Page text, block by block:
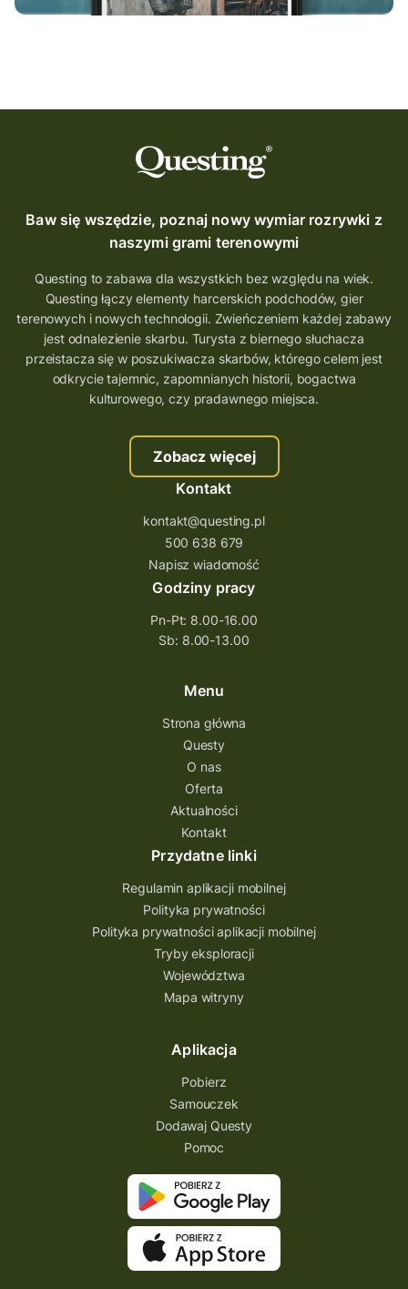
Baw się wszędzie, poznaj nowy wymiar rozrywki z
naszymi grami terenowymi
Questing to zabawa dla wszystkich bez względu na wiek.
Questing łączy elementy harcerskich podchodów, gier
terenowych i nowych technologii. Zwieńczeniem każdej zabawy
jest odnalezienie skarbu. Turysta z biernego słuchacza
przeistacza się w poszukiwacza skarbów, którego celem jest
odkrycie tajemnic, zapomnianych historii, bogactwa
kulturowego, czy pradawnego miejsca.
Zobacz więcej
Kontakt
kontakt@questing.pl
500 638 679
Napisz wiadomość
Godziny pracy
Pn-Pt: 8.00-16.00
Sb: 8.00-13.00
Menu
Strona główna
Questy
O nas
Oferta
Aktualności
Kontakt
Przydatne linki
Regulamin aplikacji mobilnej
Polityka prywatności
Polityka prywatności aplikacji mobilnej
Tryby eksploracji
Województwa
Mapa witryny
Aplikacja
Pobierz
Samouczek
Dodawaj Questy
Pomoc